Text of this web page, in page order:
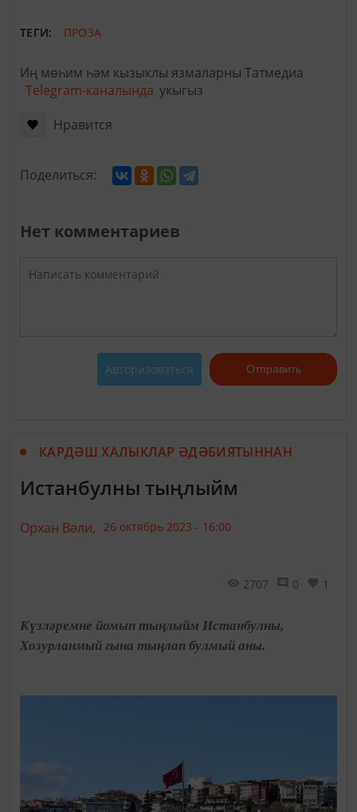
ТЕГИ: ПРОЗА
Иң мөһим һәм кызыклы язмаларны Татмедиа
Telegram-каналында укыгыз
Нравится
Поделиться:
Нет комментариев
Авторизоваться Отправить
КАРДӘШ ХАЛЫКЛАР ӘДӘБИЯТЫННАН
Истанбулны тыңлыйм
Орхан Вәли, 26 октябрь 2023 - 16:00
2707 0 1
Күзләремне йомып тыңлыйм Истанбулны,
Хозурланмый гына тыңлап булмый аны.